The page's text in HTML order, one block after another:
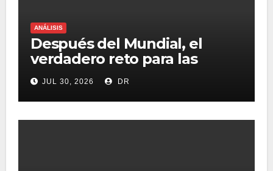
ANÁLISIS
Después del Mundial, el
verdadero reto para las
marcas será destacar en un
mercado saturado
JUL 30, 2026 DR